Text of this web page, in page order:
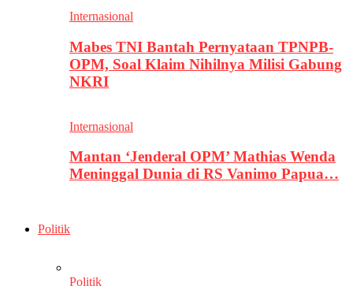
Internasional
Mabes TNI Bantah Pernyataan TPNPB-
OPM, Soal Klaim Nihilnya Milisi Gabung
NKRI
Internasional
Mantan ‘Jenderal OPM’ Mathias Wenda
Meninggal Dunia di RS Vanimo Papua…
Politik
Politik